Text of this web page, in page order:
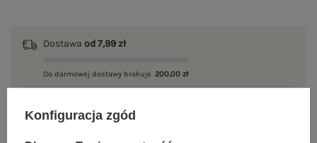
Dostawa od 7,99 zł
Do darmowej dostawy brakuje 200,00 zł
Konfiguracja zgód